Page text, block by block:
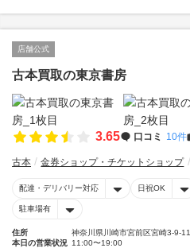
店舗公式
古本買取の東京書房
3.65 口コミ 10件
古本 金券ショップ・チケットショップ
配達・デリバリー対応 日祝OK
駐車場有
住所
神奈川県川崎市宮前区宮崎3-9-11
本日の営業状況 11:00〜19:00